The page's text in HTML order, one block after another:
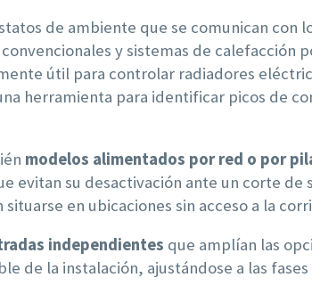
de ambiente que se comunican con
y sistemas de calefacción
útil para controlar radiadores
herramienta para identificar picos de
modelos alimentados por red o por
evitan su desactivación ante un corte
en ubicaciones sin acceso a la
independientes que amplían las
de la instalación, ajustándose a las